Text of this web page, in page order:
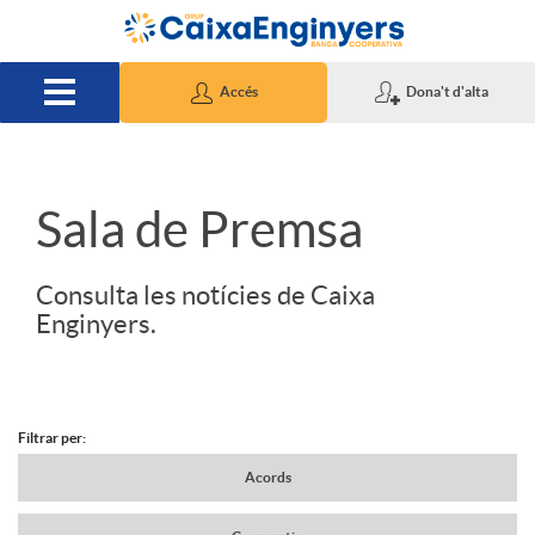
Salta al contingut principal
Accés Dona't d'alta
S
d
Sala de Premsa
Consulta les notícies de Caixa
Enginyers.
N
Filtrar per:
Acords